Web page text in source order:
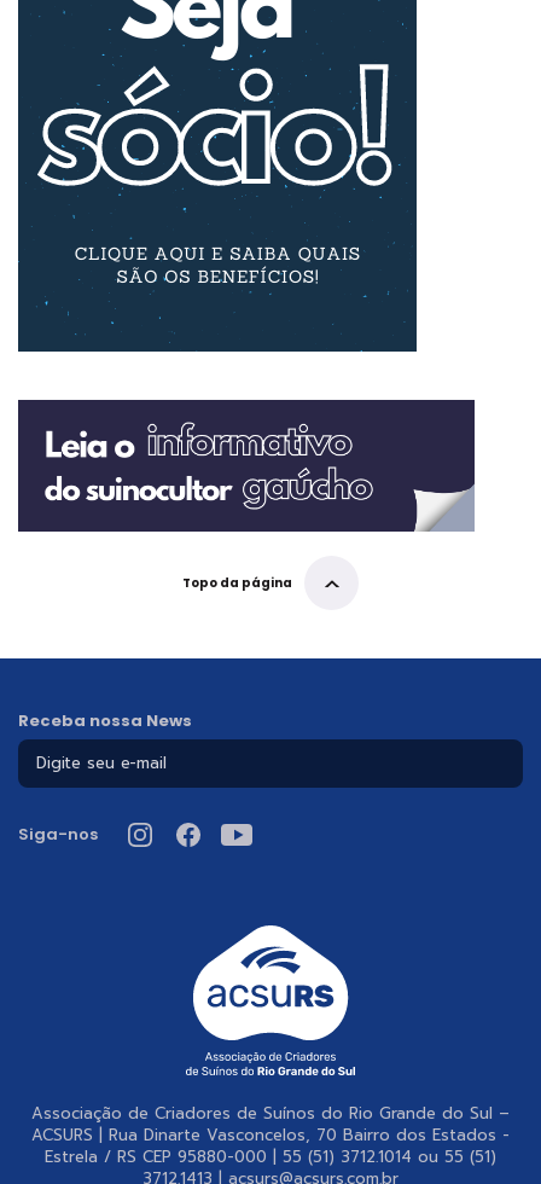
Topo da página
Receba nossa News
Siga-nos
Associação de Criadores de Suínos do Rio Grande do Sul –
ACSURS | Rua Dinarte Vasconcelos, 70 Bairro dos Estados -
Estrela / RS CEP 95880-000 | 55 (51) 3712.1014 ou 55 (51)
3712.1413 | acsurs@acsurs.com.br